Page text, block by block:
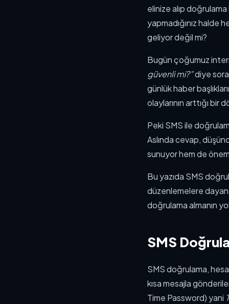
elinize alıp
yapmadığınız halde
geliyor değil mi?
Bugün çoğumuz
güvenli mi?”diye
günlük haber
olaylarının arttığı
Peki SMS ile
Aslında cevap,
sunuyor hem de
Bu yazıda SMS
düzenlemelere
doğrulama almanın
SMS
SMS doğrulama,
kısa mesajla
Time Password) yani